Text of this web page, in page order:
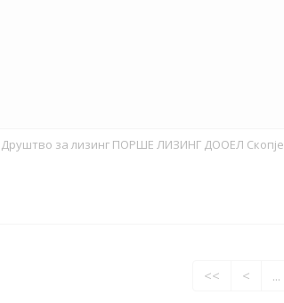
Друштво за лизинг ПОРШЕ ЛИЗИНГ ДООЕЛ Скопје
<< < ...